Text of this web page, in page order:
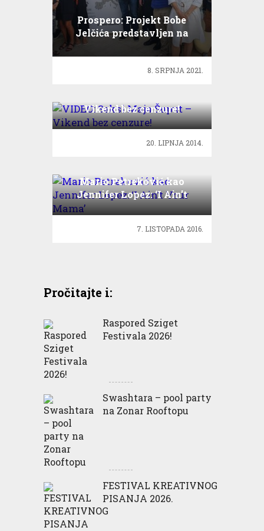
Prospero: Projekt Bobe
Jelčića predstavljen na
Festivalu u Avignonu
8. SRPNJA 2021.
Vikend bez cenzure!
20. LIPNJA 2014.
Mario Petreković kao
Jennifer Lopez: ‘I Ain’t
Your Mama’
7. LISTOPADA 2016.
Pročitajte i:
Raspored Sziget
Festivala 2026!
Swashtara – pool party
na Zonar Rooftopu
FESTIVAL KREATIVNOG
PISANJA 2026.